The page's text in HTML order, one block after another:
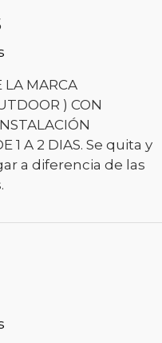
LA MARCA
) CON
1 A 2 DIAS. Se quita y
a diferencia de las